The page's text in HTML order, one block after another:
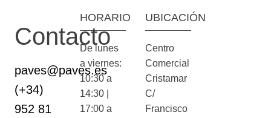
Contacto
paves@paves.es
(+34)
952 81
HORARIO
De lunes
a viernes:
10:30 a
14:30 |
17:00 a
UBICACIÓN
Centro
Comercial
Cristamar
C/
Francisco